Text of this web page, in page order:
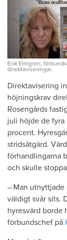
Erik Elmgren,
direktaviseringar.
Direktavisering
höjningskrav
Rosengårds
juli höjde de fyra
procent.
stridsåtgärd.
förhandlingarna
och skulle
– Man utnyttjade
väldigt svår sits.
hyres­värd borde
förbundschef på